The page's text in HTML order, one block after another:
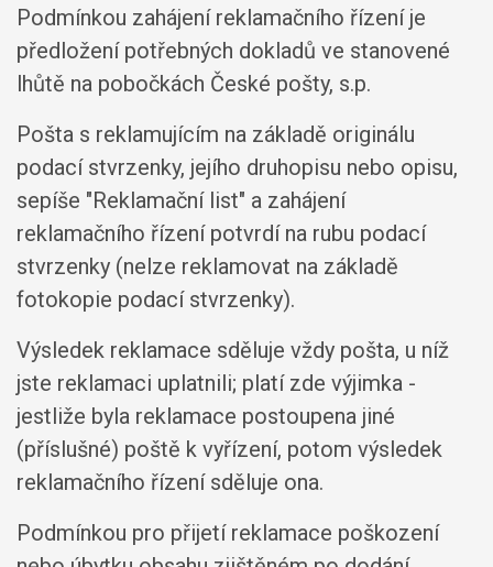
Podmínkou zahájení reklamačního řízení je
předložení potřebných dokladů ve stanovené
lhůtě na pobočkách České pošty, s.p.
Pošta s reklamujícím na základě originálu
podací stvrzenky, jejího druhopisu nebo opisu,
sepíše "Reklamační list" a zahájení
reklamačního řízení potvrdí na rubu podací
stvrzenky (nelze reklamovat na základě
fotokopie podací stvrzenky).
Výsledek reklamace sděluje vždy pošta, u níž
jste reklamaci uplatnili; platí zde výjimka -
jestliže byla reklamace postoupena jiné
(příslušné) poště k vyřízení, potom výsledek
reklamačního řízení sděluje ona.
Podmínkou pro přijetí reklamace poškození